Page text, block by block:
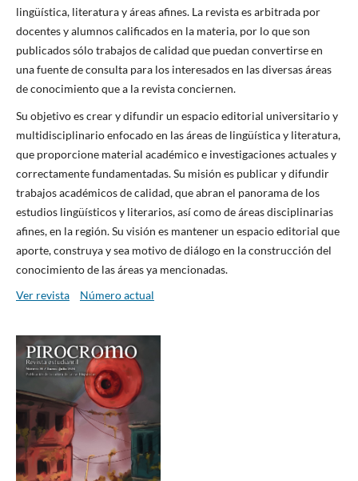
lingüística, literatura y áreas afines. La revista es arbitrada por
docentes y alumnos calificados en la materia, por lo que son
publicados sólo trabajos de calidad que puedan convertirse en
una fuente de consulta para los interesados en las diversas áreas
de conocimiento que a la revista conciernen.
Su objetivo es crear y difundir un espacio editorial universitario y
multidisciplinario enfocado en las áreas de lingüística y literatura,
que proporcione material académico e investigaciones actuales y
correctamente fundamentadas. Su misión es publicar y difundir
trabajos académicos de calidad, que abran el panorama de los
estudios lingüísticos y literarios, así como de áreas disciplinarias
afines, en la región. Su visión es mantener un espacio editorial que
aporte, construya y sea motivo de diálogo en la construcción del
conocimiento de las áreas ya mencionadas.
Ver revista
Número actual